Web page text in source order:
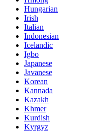
Hungarian
Irish
Italian
Indonesian
Icelandic
Igbo
Japanese
Javanese
Korean
Kannada
Kazakh
Khmer
Kurdish
Kyrgyz